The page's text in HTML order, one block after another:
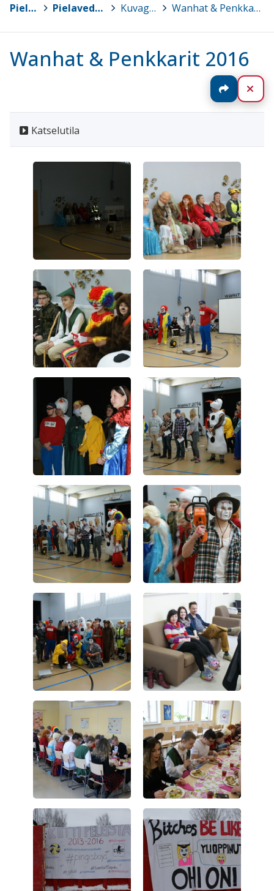
Pielavesi > Pielaveden lukio > Kuvagalleria > Wanhat & Penkkarit 2016
Wanhat & Penkkarit 2016
Jaa
Katselutila